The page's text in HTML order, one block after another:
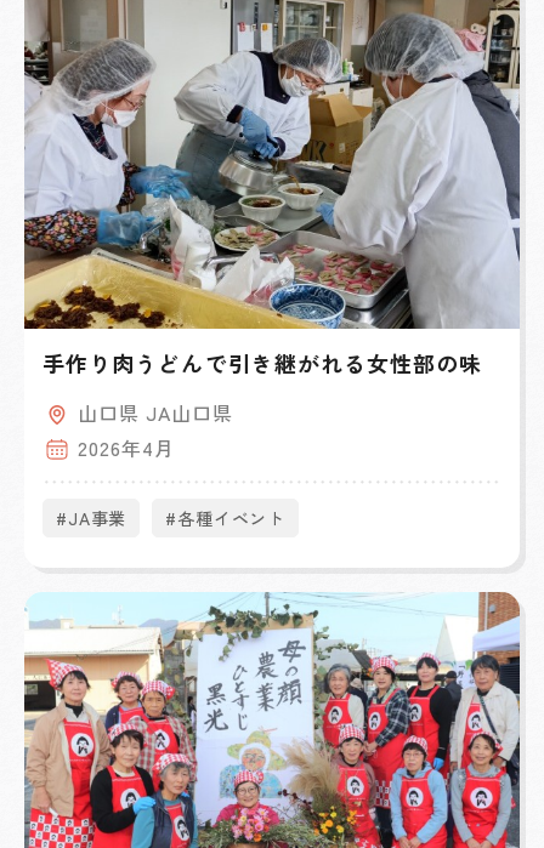
手作り肉うどんで引き継がれる女性部の味
山口県 JA山口県
2026年4月
#JA事業 #各種イベント